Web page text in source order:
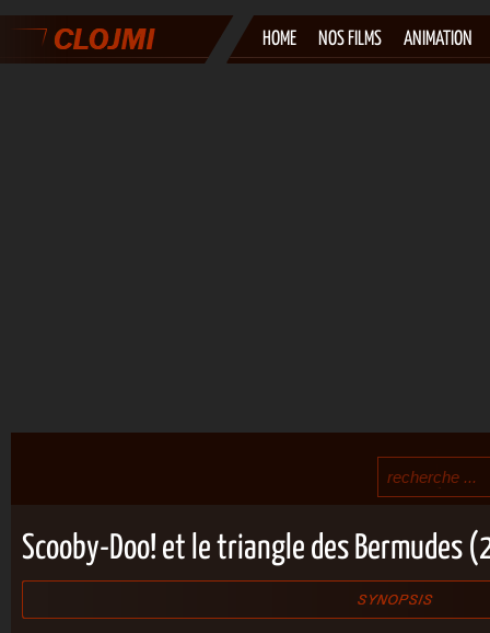
HOME NOS FILMS ANIMATION
Scooby-Doo! et le triangle des Bermudes